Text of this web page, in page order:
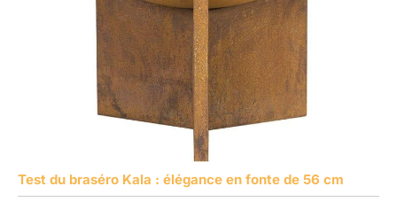
Test du braséro Kala : élégance en fonte de 56 cm